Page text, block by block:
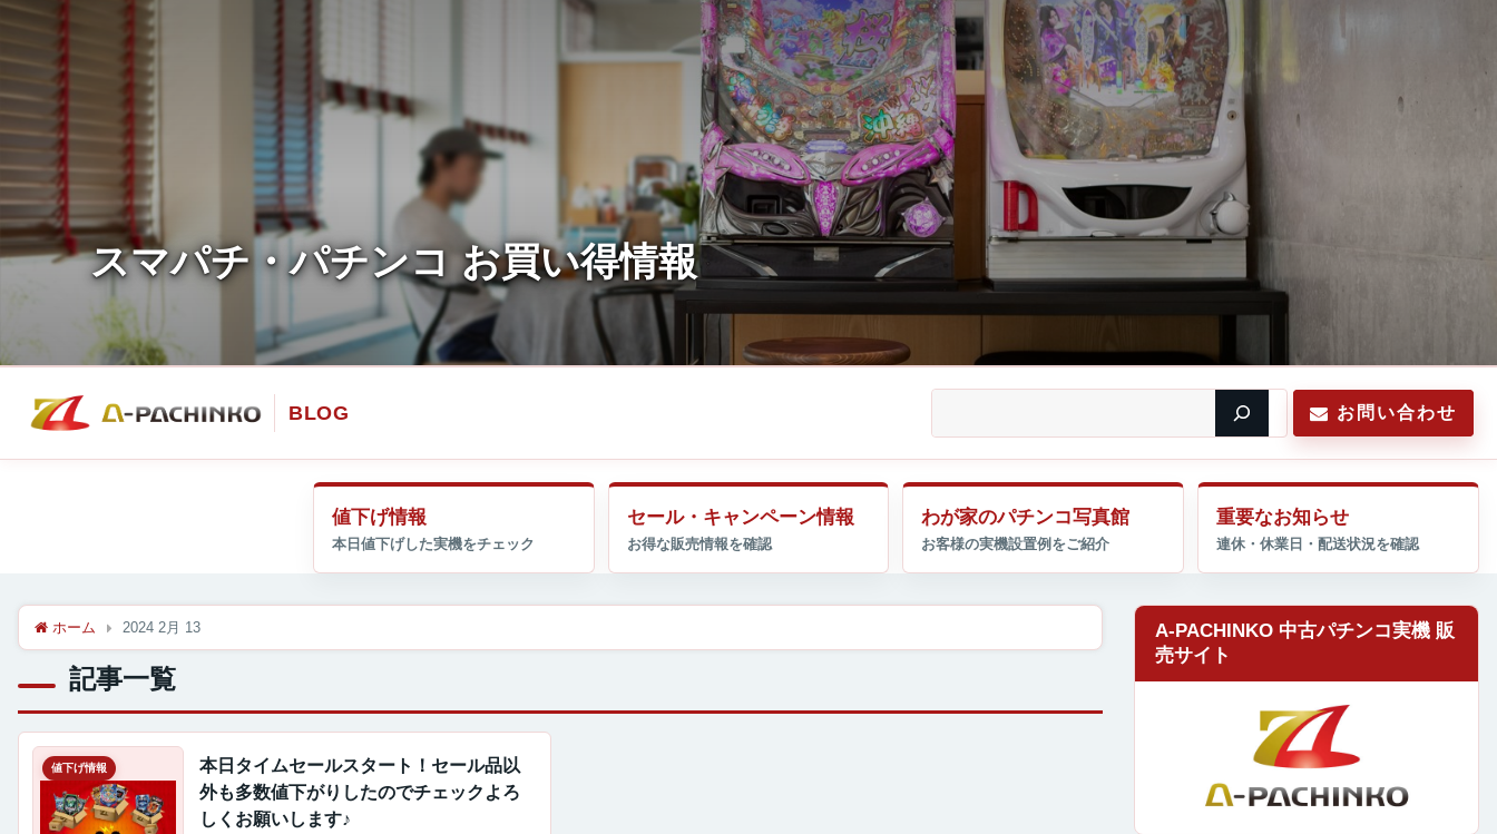
お問い合わせ
値下げ情報 セール・キャンペーン情報 わが家のパチンコ写真館 重要なお知らせ
ホーム 2024 2月 13
記事一覧
値下げ情報
本日タイムセールスタート！セール品以
外も多数値下がりしたのでチェックよろ
しくお願いします♪
A-PACHINKO 中古パチンコ実機 販
売サイト